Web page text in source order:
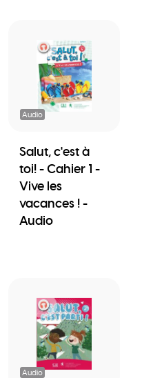
Audio
Salut, c'est à
toi! - Cahier 1 -
Vive les
vacances ! -
Audio
Audio